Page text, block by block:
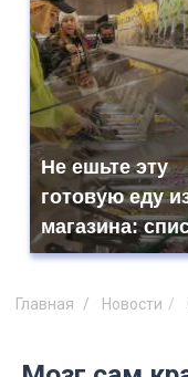
Не ешьте эту
готовую еду
магазина:
Главная Новости